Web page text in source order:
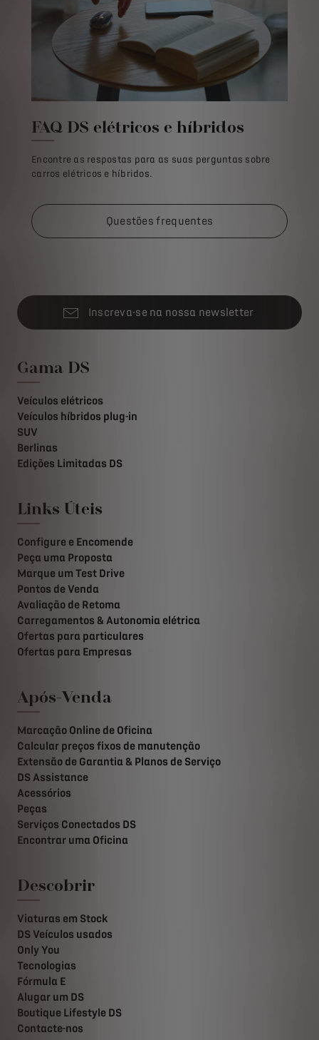
FAQ DS elétricos e híbridos
Encontre as respostas para as suas perguntas sobre
carros elétricos e híbridos.
Questões frequentes
Inscreva-se na nossa newsletter
Gama DS
Veículos elétricos
Veículos híbridos plug-in
SUV
Berlinas
Edições Limitadas DS
Links Úteis
Configure e Encomende
Peça uma Proposta
Marque um Test Drive
Pontos de Venda
Avaliação de Retoma
Carregamentos & Autonomia elétrica
Ofertas para particulares
Ofertas para Empresas
Após-Venda
Marcação Online de Oficina
Calcular preços fixos de manutenção
Extensão de Garantia & Planos de Serviço
DS Assistance
Acessórios
Peças
Serviços Conectados DS
Encontrar uma Oficina
Descobrir
Viaturas em Stock
DS Veículos usados
Only You
Tecnologias
Fórmula E
Alugar um DS
Boutique Lifestyle DS
Contacte-nos